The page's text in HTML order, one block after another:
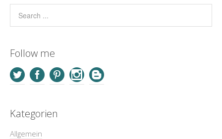
Follow me
Kategorien
Allgemein